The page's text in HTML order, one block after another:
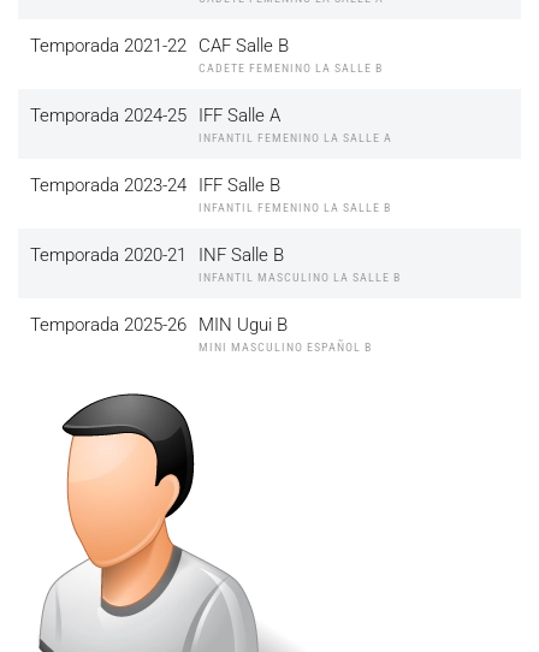
Temporada 2021-22 CAF Salle B
CADETE FEMENINO LA SALLE B
Temporada 2024-25 IFF Salle A
INFANTIL FEMENINO LA SALLE A
Temporada 2023-24 IFF Salle B
INFANTIL FEMENINO LA SALLE B
Temporada 2020-21 INF Salle B
INFANTIL MASCULINO LA SALLE B
Temporada 2025-26 MIN Ugui B
MINI MASCULINO ESPAÑOL B